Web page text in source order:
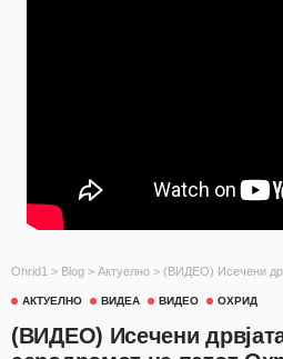
Ohrid1 > Blog > Актуелно > (ВИДЕО) Исечени дрвјата во
АКТУЕЛНО ВИДЕА ВИДЕО ОХРИД
(ВИДЕО) Исечени